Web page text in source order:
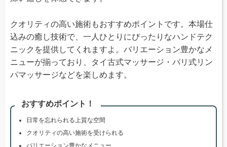
クオリティの高い施術もおすすめポイントです。本場仕
込みの癒し技術で、一人ひとりにぴったりなハンドテク
ニックを提供してくれますよ。バリエーション豊かなメ
ニューが揃っており、タイ古式マッサージ・バリ式リン
パマッサージなどを楽しめます。
おすすめポイント！
日常を忘れられる上質な空間
クオリティの高い施術を受けられる
バリエーション豊かなメニュー